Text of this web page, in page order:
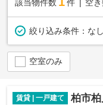
該当物件数 件 空
絞り込み条件： なし
空室のみ
賃貸 | 一戸建て 柏市